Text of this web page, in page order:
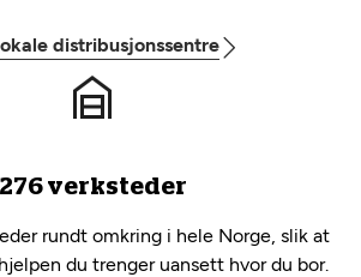
distribusjonssentre
276 verksteder
rundt omkring i hele Norge, slik at
du trenger uansett hvor du bor.